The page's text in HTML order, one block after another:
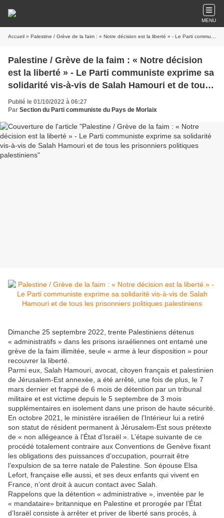
MENU
Accueil » Palestine / Grève de la faim : « Notre décision est la liberté » - Le Parti communiste exprime sa solidarité vis-à-vis de Salah Hamouri et de tous les prisonniers politiques palestiniens
Palestine / Grève de la faim : « Notre décision
est la liberté » - Le Parti communiste exprime sa
solidarité vis-à-vis de Salah Hamouri et de tous
les prisonniers politiques palestiniens
Publié le 01/10/2022 à 06:27
Par Section du Parti communiste du Pays de Morlaix
Dimanche 25 septembre 2022, trente Palestiniens détenus
« administratifs » dans les prisons israéliennes ont entamé une
grève de la faim illimitée, seule « arme à leur disposition » pour
recouvrer la liberté.
Parmi eux, Salah Hamouri, avocat, citoyen français et palestinien
de Jérusalem-Est annexée, a été arrêté, une fois de plus, le 7
mars dernier et frappé de 6 mois de détention par un tribunal
militaire et est victime depuis le 5 septembre de 3 mois
supplémentaires en isolement dans une prison de haute sécurité.
En octobre 2021, le ministère israélien de l’Intérieur lui a retiré
son statut de résident permanent à Jérusalem-Est sous prétexte
de « non allégeance à l’État d’Israël ». L’étape suivante de ce
procédé totalement contraire aux Conventions de Genève fixant
les obligations des puissances d’occupation, pourrait être
l’expulsion de sa terre natale de Palestine. Son épouse Elsa
Lefort, française elle aussi, et ses deux enfants qui vivent en
France, n’ont droit à aucun contact avec Salah.
Rappelons que la détention « administrative », inventée par le
« mandataire» britannique en Palestine et prorogée par l’État
d’Israël consiste à arrêter et priver de liberté sans procès, à